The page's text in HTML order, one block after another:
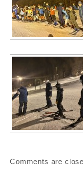
Comments are